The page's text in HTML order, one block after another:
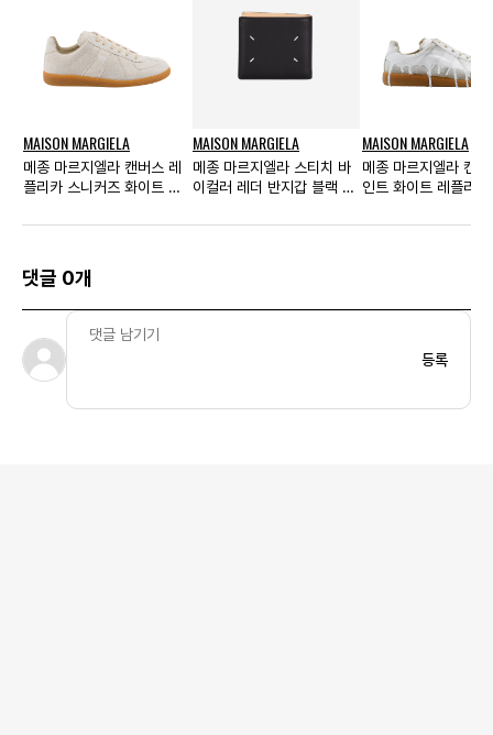
MAISON MARGIELA
메종 마르지엘라 캔버스 레
플리카 스니커즈 화이트 우
MAISON MARGIELA
메종 마르지엘라 스티치 바
이컬러 레더 반지갑 블랙 베
MAISON MARGIELA
메종 마르지엘라 캔
인트 화이트 레플리
댓글 0개
등록